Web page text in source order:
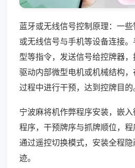
蓝牙或无线信号控制原理：一
或无线信号与手机等设备连接
型等指令，发送信号给控牌器
驱动内部微型电机或机械结构
过程中进行干预，达到控牌目的
宁波麻将机作弊程序安装，嵌
程序，干预牌序与抓牌顺位，
通过遥控切换模式，安装全程
迹。